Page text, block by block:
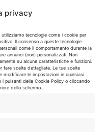
privacy
tecnologie come i cookie per
Il consenso a queste tecnologie
come il comportamento durante la
annunci (non) personalizzati. Non
su alcune caratteristiche e funzioni.
fare scelte dettagliate. Le tue scelte
modificare le impostazioni in qualsiasi
pulsanti della Cookie Policy o cliccando
dello schermo.
💻
Tech